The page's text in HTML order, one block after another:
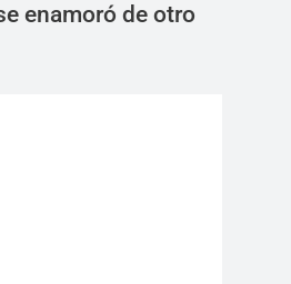
enamoró de otro